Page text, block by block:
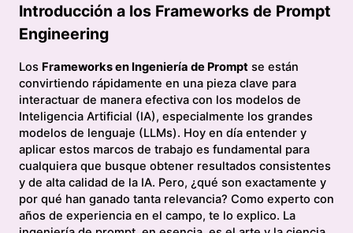
Introducción a los Frameworks de Prompt
Engineering
Los Frameworks en Ingeniería de Prompt se están
convirtiendo rápidamente en una pieza clave para
interactuar de manera efectiva con los modelos de
Inteligencia Artificial (IA), especialmente los grandes
modelos de lenguaje (LLMs). Hoy en día entender y
aplicar estos marcos de trabajo es fundamental para
cualquiera que busque obtener resultados consistentes
y de alta calidad de la IA. Pero, ¿qué son exactamente y
por qué han ganado tanta relevancia? Como experto con
años de experiencia en el campo, te lo explico. La